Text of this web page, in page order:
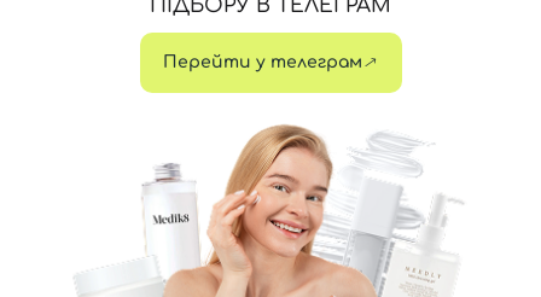
ПІДБОРУ В ТЕЛЕГРАМ
Перейти у телеграм
Відправляючи форму для авторизації/реєстрації ви
Далі
Увійти за допомогою e-mail